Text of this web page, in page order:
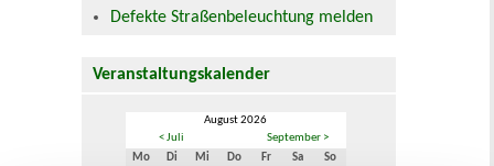
Defekte Straßenbeleuchtung melden
Veranstaltungskalender
August 2026
< Juli
September >
Mo
Di Mi Do Fr Sa
So